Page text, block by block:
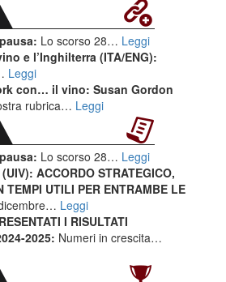
Lo scorso 28… Leggi
e l’Inghilterra (ITA/ENG):
Leggi
con… il vino: Susan Gordon
rubrica… Leggi
Lo scorso 28… Leggi
ACCORDO STRATEGICO,
TEMPI UTILI PER ENTRAMBE LE
Leggi
I RISULTATI
2025: Numeri in crescita…